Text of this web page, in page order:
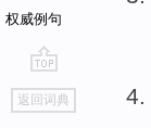
权威例句
go
top
返回词典